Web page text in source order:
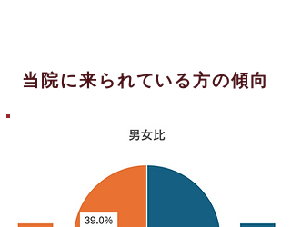
当院に来られている方の傾向